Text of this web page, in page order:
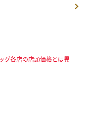
グ各店の店頭価格とは異